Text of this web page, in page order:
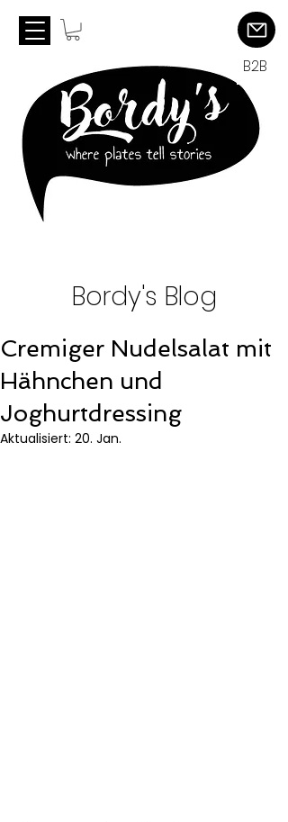
B2B
Bordy's Blog
Cremiger Nudelsalat mit
Hähnchen und
Joghurtdressing
Aktualisiert: 20. Jan.